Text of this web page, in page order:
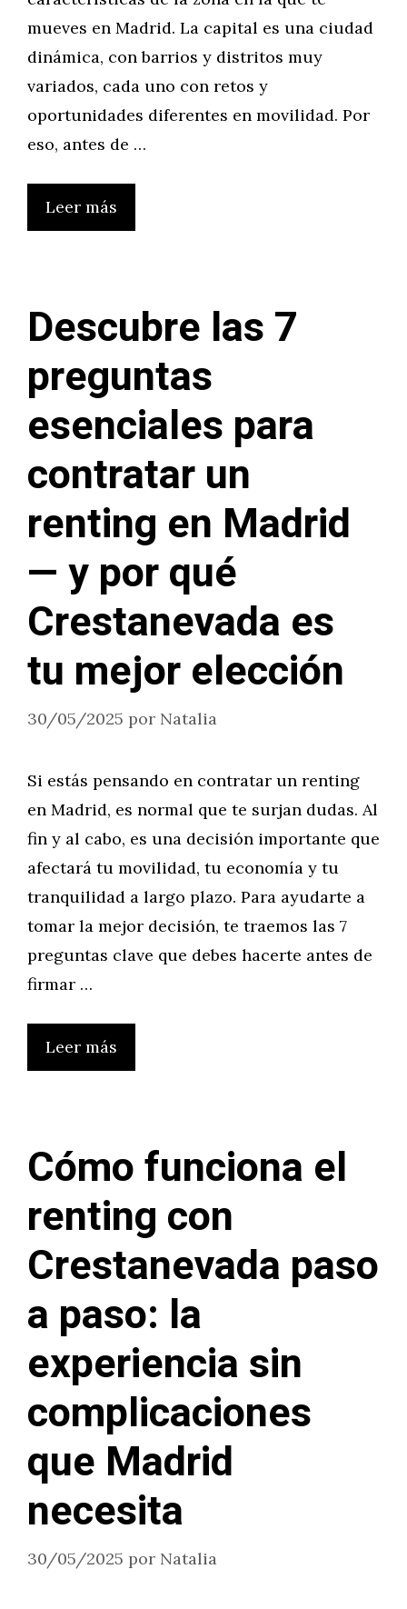
mueves en Madrid. La capital es una ciudad
dinámica, con barrios y distritos muy
variados, cada uno con retos y
oportunidades diferentes en movilidad. Por
eso, antes de …
Leer más
Descubre las 7
preguntas
esenciales para
contratar un
renting en Madrid
— y por qué
Crestanevada es
tu mejor elección
30/05/2025 por Natalia
Si estás pensando en contratar un renting
en Madrid, es normal que te surjan dudas. Al
fin y al cabo, es una decisión importante que
afectará tu movilidad, tu economía y tu
tranquilidad a largo plazo. Para ayudarte a
tomar la mejor decisión, te traemos las 7
preguntas clave que debes hacerte antes de
firmar …
Leer más
Cómo funciona el
renting con
Crestanevada paso
a paso: la
experiencia sin
complicaciones
que Madrid
necesita
30/05/2025 por Natalia